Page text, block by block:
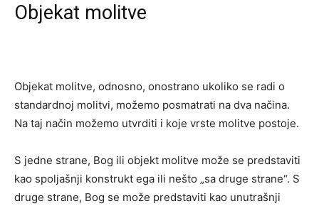
Objekat molitve
Objekat molitve, odnosno, onostrano ukoliko se radi o
standardnoj molitvi, možemo posmatrati na dva načina.
Na taj način možemo utvrditi i koje vrste molitve postoje.
S jedne strane, Bog ili objekt molitve može se predstaviti
kao spoljašnji konstrukt ega ili nešto „sa druge strane“. S
druge strane, Bog se može predstaviti kao unutrašnji